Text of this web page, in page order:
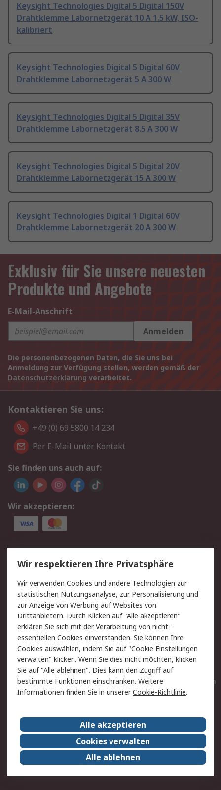
Keysight Technologies Digital 5 Digital 150V
Drahtklemme Labornetzgerät 10 A 1.5 kW, ISO-
kalibriert
Keysight Technologies Digital 5 Digital 60V
Drahtklemme Labornetzgerät 5 A 300 W
Keysight Technologies Digital 5 Digital 35V
Drahtklemme Labornetzgerät 8.5 A 300 W
Keysight Technologies Digital 5 Digital 20V
Drahtklemme Labornetzgerät 15 A 300 W
Keysight Technologies Digital 1 Digital 60V
Drahtklemme Labornetzgerät 20 A 300 W
Exklusiv für Sie unsere neuesten
Produkte und Angebote
E-Mail-Anschrift
Anmelden
Die personenbezogenen Daten, die Sie uns bei
Anmeldung zur Verfügung stellen, werden gemäß der
Datenschutzerklärung verarbeitet.
Kontaktieren Sie uns:
+49 (0) 69 5800 14 234
Per E-Mail unter Kontakt
Sie finden uns auch auf:
Wir akzeptieren:
Service
Value Added Services
Lieferlösungen
Rücksendungen
Kontakt
Hilfe
Privatkunden
Rechtliches
AGB
Datenschutz
Cookie-Richtlinie
Zahlungsbedingungen
Copyright/Impressum
Entsorgung
Elektrogeräte/Batterien
RS weltweit
Karriere bei RS
Nachhaltigkeit
Qualität/Umwelt/ZertifikatePresse-Center
Event-Center
Wir respektieren Ihre Privatsphäre
Wir verwenden Cookies und andere Technologien zur
statistischen Nutzungsanalyse, zur Personalisierung und
zur Anzeige von Werbung auf Websites von
Drittanbietern. Durch Klicken auf "Alle akzeptieren"
erklären Sie sich mit der Verarbeitung von nicht-
essentiellen Cookies einverstanden. Sie können Ihre
Cookies auswählen, indem Sie auf "Cookie Einstellungen
verwalten" klicken. Wenn Sie dies nicht möchten, klicken
Sie auf "Alle ablehnen". Dies kann den Zugriff auf
bestimmte Funktionen einschränken. Weitere
Informationen finden Sie in unsererCookie-Richtlinie.
Alle akzeptieren
Cookies verwalten
Alle ablehnen